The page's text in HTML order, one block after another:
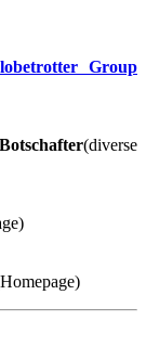
Group
(diverse